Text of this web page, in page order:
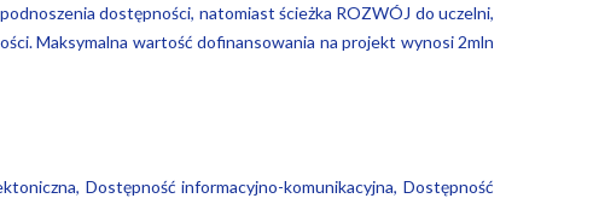
dostępności, natomiast ścieżka ROZWÓJ do uczelni,
Maksymalna wartość dofinansowania na projekt wynosi 2mln
Dostępność informacyjno-komunikacyjna, Dostępność